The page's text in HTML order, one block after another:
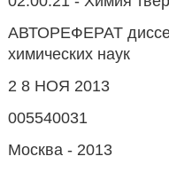
АВТОРЕФЕРАТ
химических наук
2 8 НОЯ 2013
005540031
Москва - 2013